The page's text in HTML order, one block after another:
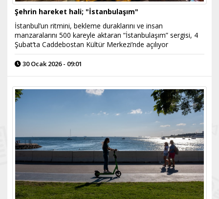
Şehrin hareket hali; "İstanbulaşım"
İstanbul’un ritmini, bekleme duraklarını ve insan
manzaralarını 500 kareyle aktaran “İstanbulaşım” sergisi, 4
Şubat’ta Caddebostan Kültür Merkezi’nde açılıyor
30 Ocak 2026 - 09:01